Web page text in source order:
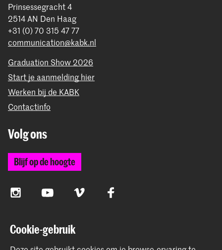
Prinsessegracht 4
2514 AN Den Haag
+31 (0) 70 315 47 77
communication@kabk.nl
Graduation Show 2026
Start je aanmelding hier
Werken bij de KABK
Contactinfo
Volg ons
Blijf op de hoogte
InstagramYouTube Vimeo Facebook
De Koninklijke Academie van Beeldende Kunsten vormt
Cookie-gebruik